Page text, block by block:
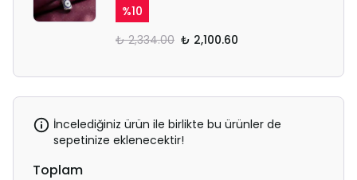
%10
₺ 2,334.00 ₺ 2,100.60
İncelediğiniz ürün ile birlikte bu ürünler de
sepetinize eklenecektir!
Toplam